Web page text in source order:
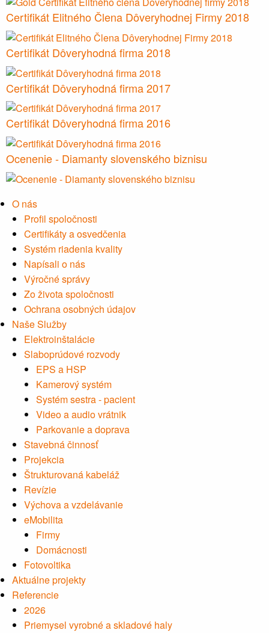
Certifikát Elitného Člena Dôveryhodnej Firmy 2018
Certifikát Dôveryhodná firma 2018
Certifikát Dôveryhodná firma 2017
Certifikát Dôveryhodná firma 2016
Ocenenie - Diamanty slovenského biznisu
O nás
Profil spoločnosti
Certifikáty a osvedčenia
Systém riadenia kvality
Napísali o nás
Výročné správy
Zo života spoločnosti
Ochrana osobných údajov
Naše Služby
Elektroinštalácie
Slaboprúdové rozvody
EPS a HSP
Kamerový systém
Systém sestra - pacient
Video a audio vrátnik
Parkovanie a doprava
Stavebná činnosť
Projekcia
Štrukturovaná kabeláž
Revízie
Výchova a vzdelávanie
eMobilita
Firmy
Domácnosti
Fotovoltika
Aktuálne projekty
Referencie
2026
Priemysel vyrobné a skladové haly